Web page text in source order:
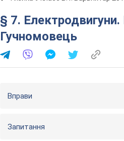
§ 7.
Гучномовець
Вправи
Запитання